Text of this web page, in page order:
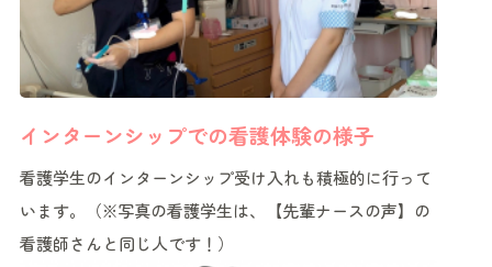
インターンシップでの看護体験の様子
看護学生のインターンシップ受け入れも積極的に行って
います。（※写真の看護学生は、【先輩ナースの声】の
看護師さんと同じ人です！）